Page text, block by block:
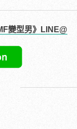
變型男》LINE@